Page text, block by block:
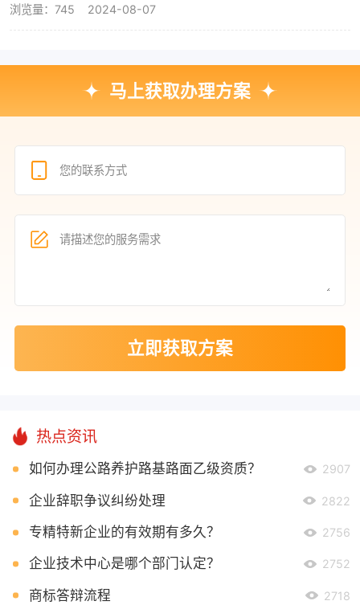
浏览量：745 2024-08-07
马上获取办理方案
立即获取方案
热点资讯
如何办理公路养护路基路面乙级资质？ 2907
企业辞职争议纠纷处理 2822
专精特新企业的有效期有多久？ 2756
企业技术中心是哪个部门认定？ 2752
商标答辩流程 2718